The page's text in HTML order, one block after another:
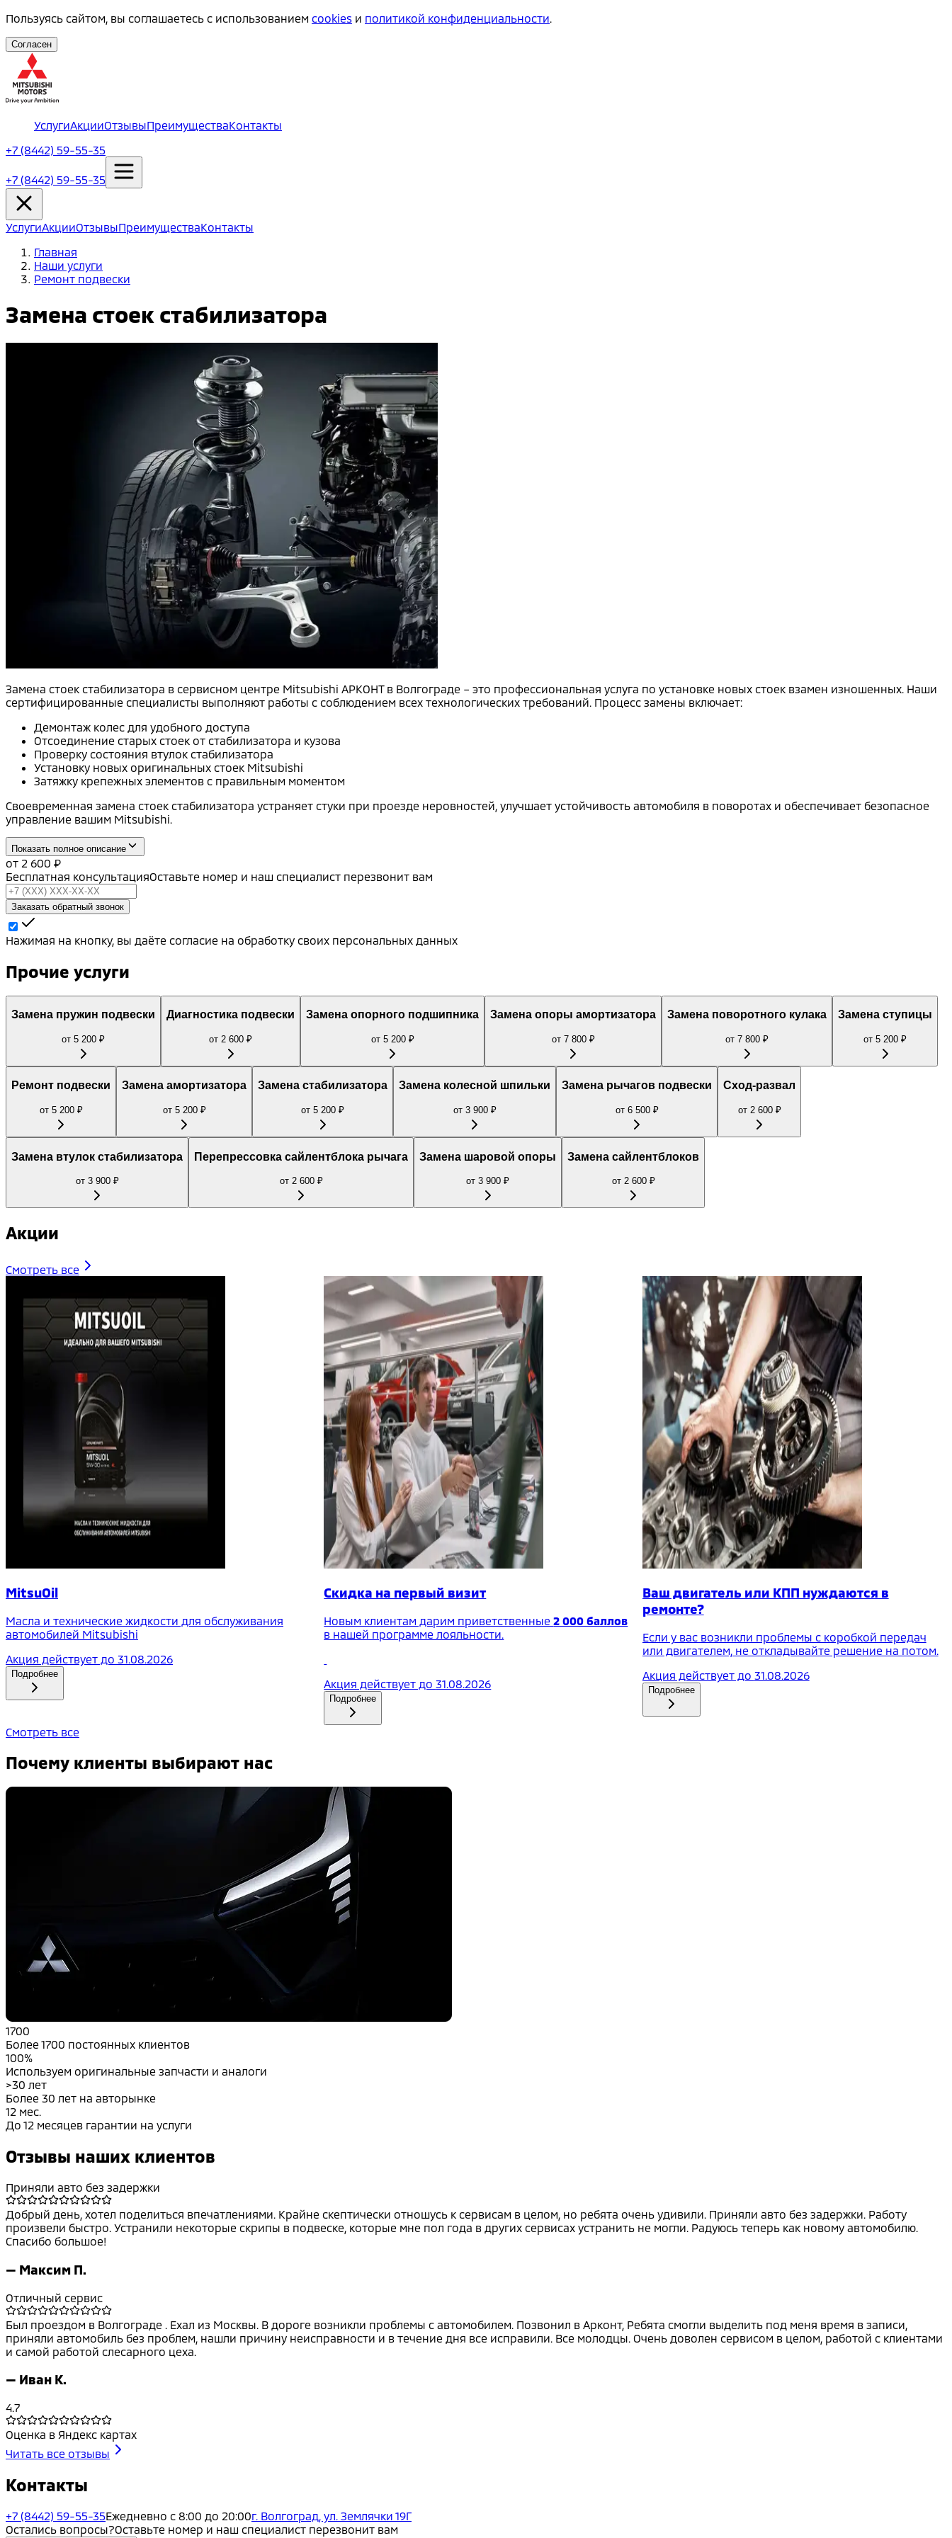
Пользуясь сайтом, вы соглашаетесь с использованием cookies и политикой конфиденциальности.
Согласен
УслугиАкцииОтзывыПреимуществаКонтакты
+7 (8442) 59-55-35
+7 (8442) 59-55-35
УслугиАкцииОтзывыПреимуществаКонтакты
Главная
Наши услуги
Ремонт подвески
Замена стоек стабилизатора
Замена стоек стабилизатора в сервисном центре Mitsubishi АРКОНТ в Волгограде – это профессиональная услуга по установке новых стоек взамен изношенных. Наши
сертифицированные специалисты выполняют работы с соблюдением всех технологических требований. Процесс замены включает:
Демонтаж колес для удобного доступа
Отсоединение старых стоек от стабилизатора и кузова
Проверку состояния втулок стабилизатора
Установку новых оригинальных стоек Mitsubishi
Затяжку крепежных элементов с правильным моментом
Своевременная замена стоек стабилизатора устраняет стуки при проезде неровностей, улучшает устойчивость автомобиля в поворотах и обеспечивает безопасное
управление вашим Mitsubishi.
Показать полное описание
от 2 600 ₽
Бесплатная консультацияОставьте номер и наш специалист перезвонит вам
Заказать обратный звонок
Нажимая на кнопку, вы даёте согласие на обработку своих персональных данных
Прочие услуги
Замена пружин подвески
от 5 200 ₽
Диагностика подвески
от 2 600 ₽
Замена опорного подшипника
от 5 200₽
Замена опоры амортизатора
от 7 800₽
Замена поворотного кулака
от 7 800 ₽
Замена ступицы
от 5 200 ₽
Ремонт подвески
от 5 200₽
Замена амортизатора
от 5 200₽
Замена стабилизатора
от 5 200 ₽
Замена колесной шпильки
от 3 900₽
Замена рычагов подвески
от 6 500₽
Сход-развал
от 2 600₽
Замена втулок стабилизатора
от 3 900₽
Перепрессовка сайлентблока рычага
от 2 600₽
Замена шаровой опоры
от 3 900 ₽
Замена сайлентблоков
от 2 600₽
Акции
Смотреть все
MitsuOil
Масла и технические жидкости для обслуживания
автомобилей Mitsubishi
Акция действует до 31.08.2026
Подробнее
Скидка на первый визит
Новым клиентам дарим приветственные2 000 баллов
в нашей программе лояльности.
Акция действует до31.08.2026
Подробнее
Ваш двигатель или КПП нуждаются в
ремонте?
Если у вас возникли проблемы с коробкой передач
или двигателем, не откладывайте решение на потом.
Акция действует до 31.08.2026
Подробнее
Смотреть все
Почему клиенты выбирают нас
1700
Более 1700 постоянных клиентов
100%
Используем оригинальные запчасти и аналоги
>30 лет
Более 30 лет на авторынке
12 мес.
До 12 месяцев гарантии на услуги
Отзывы наших клиентов
Приняли авто без задержки
Добрый день, хотел поделиться впечатлениями. Крайне скептически отношусь к сервисам в целом, но ребята очень удивили. Приняли авто без задержки. Работу
произвели быстро. Устранили некоторые скрипы в подвеске, которые мне пол года в других сервисах устранить не могли. Радуюсь теперь как новому автомобилю.
Спасибо большое!
— Максим П.
Отличный сервис
Был проездом в Волгограде . Ехал из Москвы. В дороге возникли проблемы с автомобилем. Позвонил в Арконт, Ребята смогли выделить под меня время в записи,
приняли автомобиль без проблем, нашли причину неисправности и в течение дня все исправили. Все молодцы. Очень доволен сервисом в целом, работой с клиентами
и самой работой слесарного цеха.
— Иван К.
4.7
Оценка в Яндекс картах
Читать все отзывы
Контакты
+7 (8442) 59-55-35Ежедневно с 8:00 до 20:00г. Волгоград, ул. Землячки 19Г
Остались вопросы?Оставьте номер и наш специалист перезвонит вам